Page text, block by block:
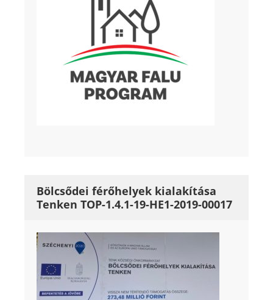
Bölcsődei férőhelyek kialakítása
Tenken TOP-1.4.1-19-HE1-2019-00017